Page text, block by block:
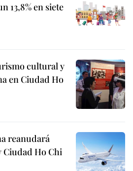
13,8% en siete
cultural y
en Ciudad Ho
reanudará
Ho Chi